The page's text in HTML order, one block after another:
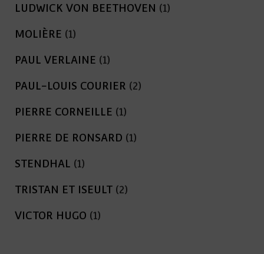
LUDWICK VON BEETHOVEN (1)
MOLIÈRE (1)
PAUL VERLAINE (1)
PAUL-LOUIS COURIER (2)
PIERRE CORNEILLE (1)
PIERRE DE RONSARD (1)
STENDHAL (1)
TRISTAN ET ISEULT(2)
VICTOR HUGO (1)